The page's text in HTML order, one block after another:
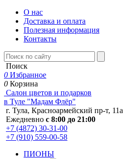
О нас
Доставка и оплата
Полезная информация
Контакты
Поиск
0 Избранное
0 Корзина
Салон цветов и подарков
в Туле "Мадам Флёр"
г. Тула, Красноармейский пр-т, 11а
Ежедневно с 8:00 до 21:00
+7 (4872) 30-31-00
+7 (910) 559-00-58
ПИОНЫ